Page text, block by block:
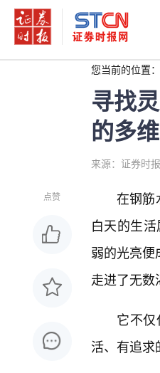
您当前的位置：
寻找
的多
来源：证券时
点赞
在钢筋
白天的生
弱的光亮便
走进了无
它不
活、有追